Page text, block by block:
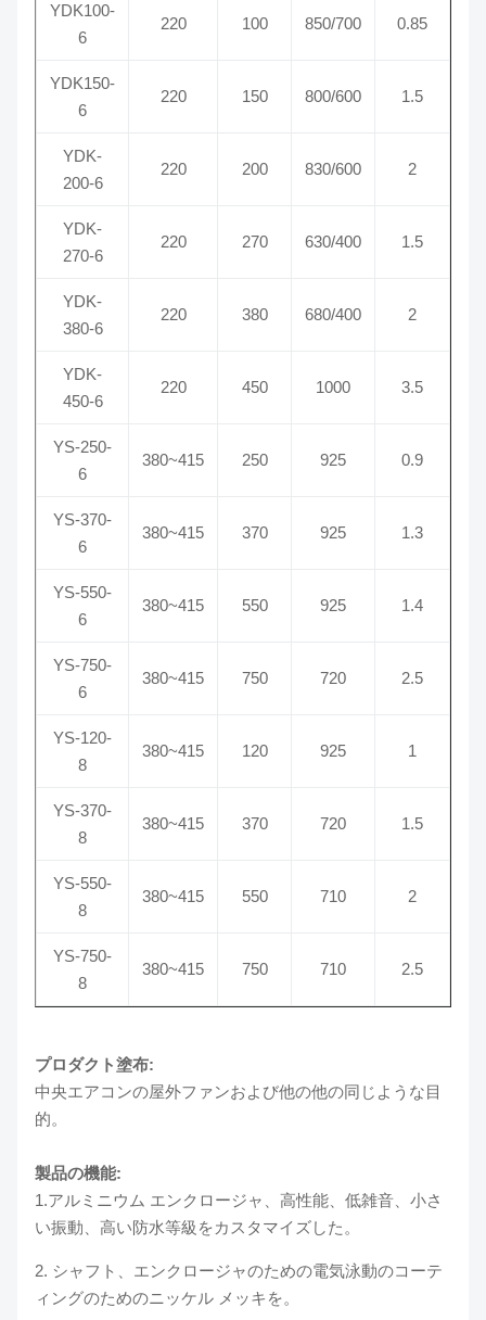
YDK100-
6
220 100 850/700 0.85
YDK150-
6
220 150 800/600 1.5
YDK-
200-6
220 200 830/600 2
YDK-
270-6
220 270 630/400 1.5
YDK-
380-6
220 380 680/400 2
YDK-
450-6
220 450 1000 3.5
YS-250-
6
380~415 250 925 0.9
YS-370-
6
380~415 370 925 1.3
YS-550-
6
380~415 550 925 1.4
YS-750-
6
380~415 750 720 2.5
YS-120-
8
380~415 120 925 1
YS-370-
8
380~415 370 720 1.5
YS-550-
8
380~415 550 710 2
YS-750-
8
380~415 750 710 2.5
プロダクト塗布:
中央エアコンの屋外ファンおよび他の他の同じような目
的。
製品の機能:
1.アルミニウム エンクロージャ、高性能、低雑音、小さ
い振動、高い防水等級をカスタマイズした。
2. シャフト、エンクロージャのための電気泳動のコーテ
ィングのためのニッケル メッキを。